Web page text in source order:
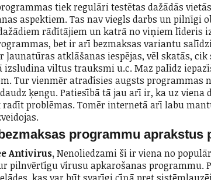
tiek regulāri testētas dažādās
aspektiem. Tas nav viegls darbs un pilnīgi
rādītājiem un katrā no viņiem līderis
bet ir arī bezmaksas variantu
ļaunatūras atklāšanas iespējas, vēl skatās,
izsludina viltus trauksmi u.c. Maz palīdz
Tur vienmēr atradīsies augsts programmas
ķengu. Patiesībā tā jau arī ir, ka uz
problēmas. Tomēr internetā arī labu
programmu aprakstus
Antivirus,Nenoliedzami šī ir viena no
pilnvērtīgu vīrusu apkarošanas programmu.